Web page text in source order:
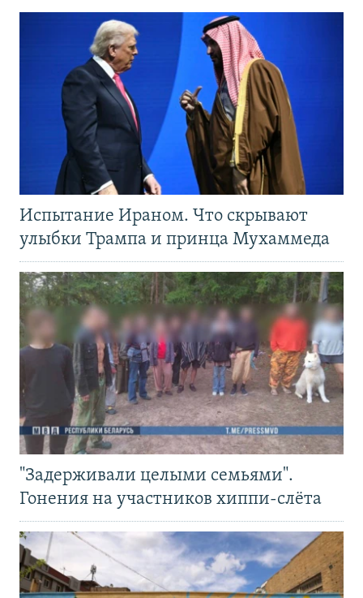
Испытание Ираном. Что скрывают
улыбки Трампа и принца Мухаммеда
"Задерживали целыми семьями".
Гонения на участников хиппи-слёта